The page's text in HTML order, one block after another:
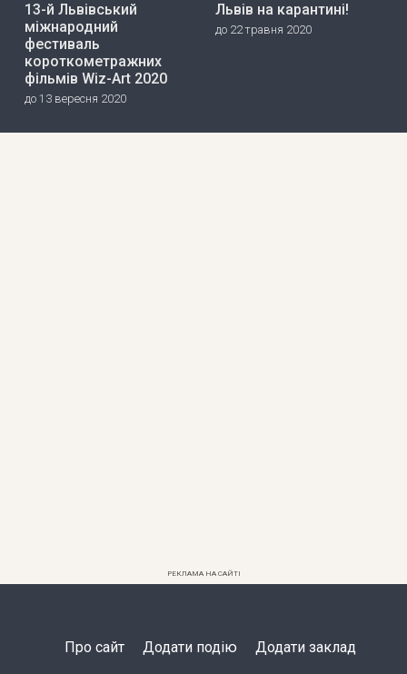
13-й Львівський
міжнародний
фестиваль
короткометражних
фільмів Wiz-Art 2020
до 13 вересня 2020
Львів на карантині!
до 22 травня 2020
РЕКЛАМА НА САЙТІ
Про сайт Додати подію Додати заклад